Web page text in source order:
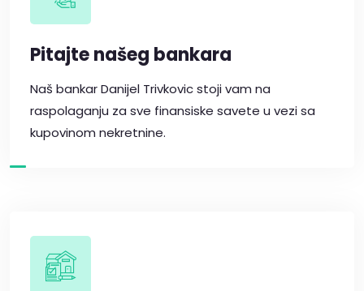
Pitajte našeg bankara
Naš bankar Danijel Trivkovic stoji vam na
raspolaganju za sve finansiske savete u vezi sa
kupovinom nekretnine.